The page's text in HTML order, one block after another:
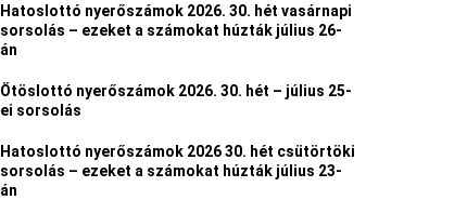
Hatoslottó nyerőszámok 2026. 30. hét vasárnapi
sorsolás – ezeket a számokat húzták július 26-
án
Ötöslottó nyerőszámok 2026. 30. hét – július 25-
ei sorsolás
Hatoslottó nyerőszámok 2026 30. hét csütörtöki
sorsolás – ezeket a számokat húzták július 23-
án